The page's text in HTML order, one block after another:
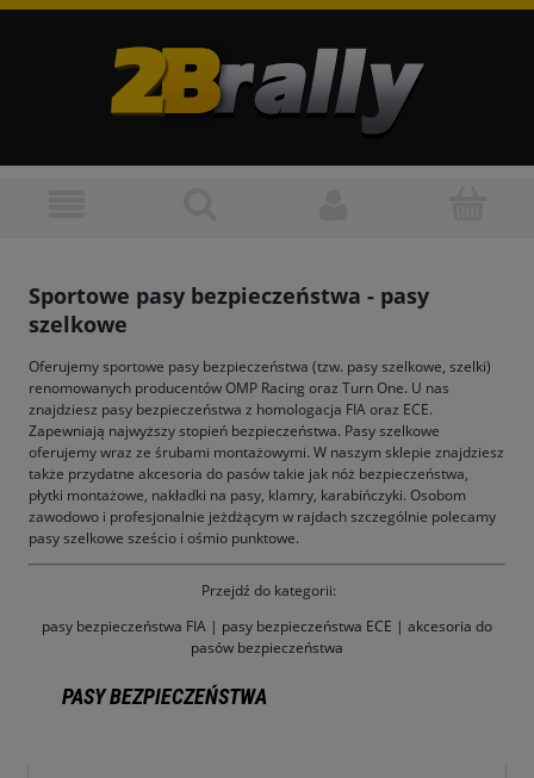
Sportowe pasy bezpieczeństwa - pasy
szelkowe
Oferujemy sportowe pasy bezpieczeństwa (tzw. pasy szelkowe, szelki)
renomowanych producentów OMP Racing oraz Turn One. U nas
znajdziesz pasy bezpieczeństwa z homologacja FIA oraz ECE.
Zapewniają najwyższy stopień bezpieczeństwa. Pasy szelkowe
oferujemy wraz ze śrubami montażowymi. W naszym sklepie znajdziesz
także przydatne akcesoria do pasów takie jak nóż bezpieczeństwa,
płytki montażowe, nakładki na pasy, klamry, karabińczyki. Osobom
zawodowo i profesjonalnie jeżdżącym w rajdach szczególnie polecamy
pasy szelkowe sześcio i ośmio punktowe.
Przejdź do kategorii:
pasy bezpieczeństwa FIA | pasy bezpieczeństwa ECE | akcesoria do
pasów bezpieczeństwa
PASY BEZPIECZEŃSTWA